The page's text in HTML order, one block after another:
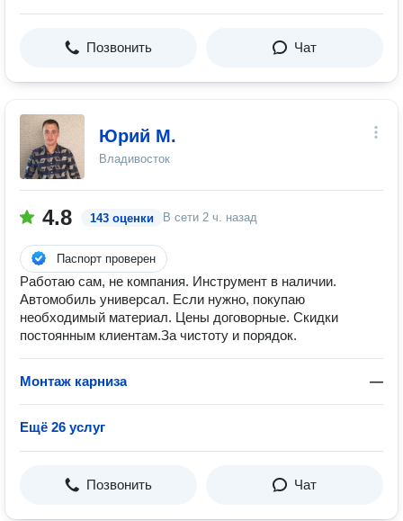
Позвонить Чат
Юрий М.
Владивосток
4.8 143 оценки В сети 2 ч. назад
Паспорт проверен
Работаю сам, не компания. Инструмент в наличии.
Автомобиль универсал. Если нужно, покупаю
необходимый материал. Цены договорные. Скидки
постоянным клиентам.За чистоту и порядок.
Монтаж карниза —
Ещё 26 услуг
Позвонить Чат